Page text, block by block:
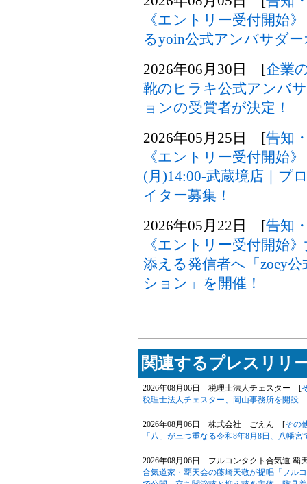
《エントリー受付開始
るyoin公式アンバサダ
2026年06月30日 [企業
靴のヒラキ公式アンバ
ョンの受賞者が決定！
2026年05月25日 [告知
《エントリー受付開始
(月)14:00-武蔵境店｜プ
イター募集！
2026年05月22日 [告知
《エントリー受付開始
添える発信者へ「zoey
ション」を開催！
関連するプレスリリ
2026年08月06日 税理士法人チェスター [
税理士法人チェスター、岡山事務所を開設
2026年08月06日 株式会社 ごえん [その
「八」が三つ重なる令和8年8月8日、八幡
2026年08月06日 フルコンタクト合気道
合気道家・覇天会の藤崎天敬が提唱「フル